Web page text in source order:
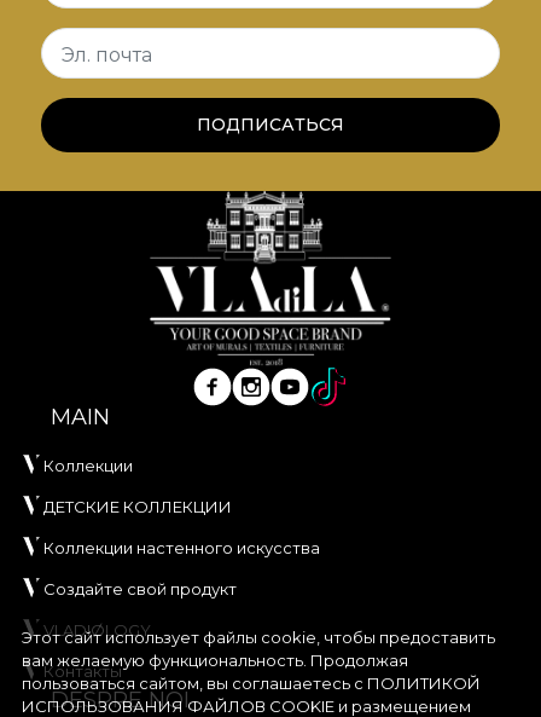
Этот сайт использует файлы cookie, чтобы предоставить
вам желаемую функциональность. Продолжая
пользоваться сайтом, вы соглашаетесь с ПОЛИТИКОЙ
ИСПОЛЬЗОВАНИЯ ФАЙЛОВ COOKIE и размещением
Эл. почта
ПОДПИСАТЬСЯ
MAIN
Коллекции
ДЕТСКИЕ КОЛЛЕКЦИИ
Коллекции настенного искусства
Создайте свой продукт
VLADIØLOGY
Контакты
DESPRE NOI